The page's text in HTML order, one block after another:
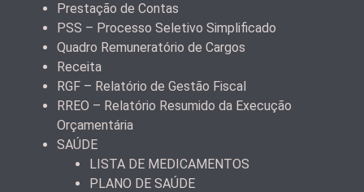
Prestação de Contas
PSS – Processo Seletivo Simplificado
Quadro Remuneratório de Cargos
Receita
RGF – Relatório de Gestão Fiscal
RREO – Relatório Resumido da Execução
Orçamentária
SAÚDE
LISTA DE MEDICAMENTOS
PLANO DE SAÚDE